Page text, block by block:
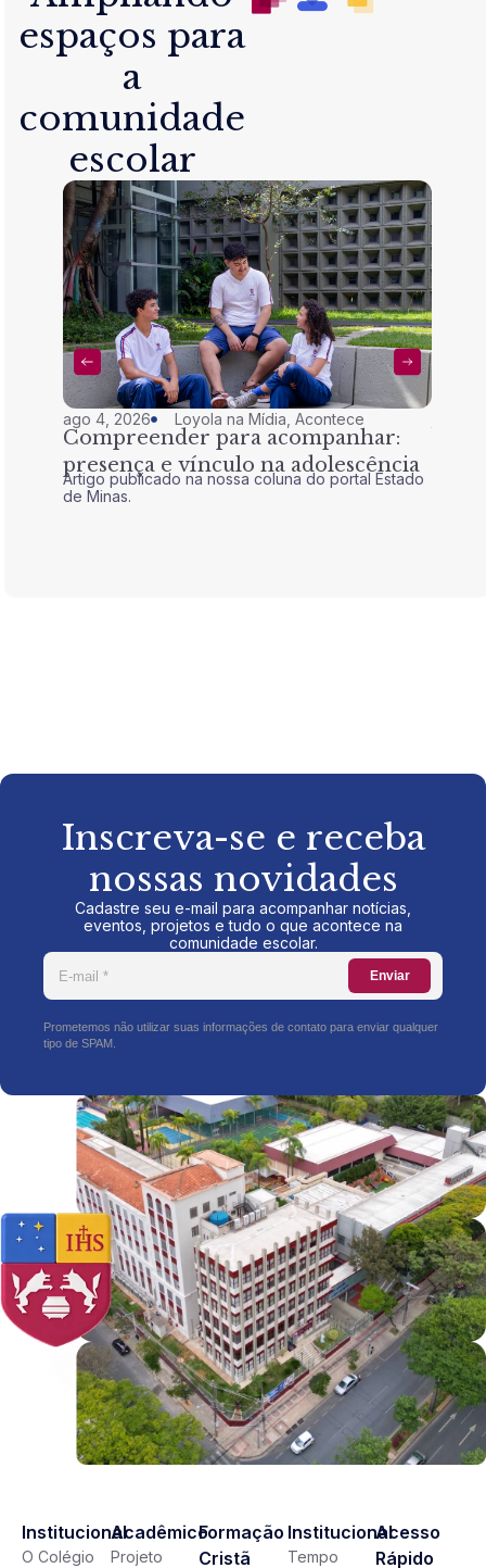
espaços para
a
comunidade
escolar
ago 4, 2026 Loyola na Mídia ,Acontece
Compreender para acompanhar:
presença e vínculo na adolescência
Artigo publicado na nossa coluna do portal Estado
de Minas.
Inscreva-se e receba
nossas novidades
Cadastre seu e-mail para acompanhar notícias,
eventos, projetos e tudo o que acontece na
comunidade escolar.
Enviar
Prometemos não utilizar suas informações de contato para enviar qualquer
tipo de SPAM.
Institucional
O Colégio
Acadêmico
Projeto
Formação
Cristã
Institucional
Tempo
Acesso
Rápido